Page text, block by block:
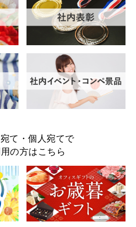
て・個人宛てで
の方はこちら